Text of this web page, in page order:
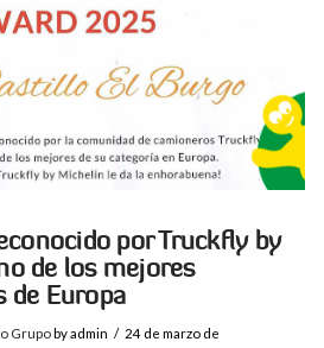
por Truckfly by
de los mejores
de Europa
Grupoby admin
24 de marzo de